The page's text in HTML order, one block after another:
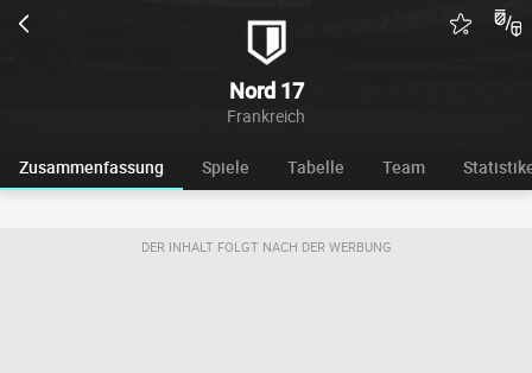
Nord 17
Frankreich
Zusammenfassung Spiele Tabelle Team
DER INHALT FOLGT NACH DER WERBUNG